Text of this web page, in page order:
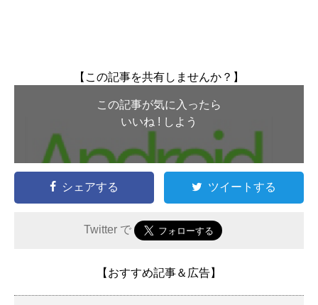
【この記事を共有しませんか？】
この記事が気に入ったら
いいね ! しよう
シェアする ツイートする
Twitter で
【おすすめ記事＆広告】